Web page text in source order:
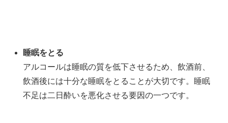
睡眠をとる
アルコールは睡眠の質を低下させるため、飲酒前、
飲酒後には十分な睡眠をとることが大切です。睡眠
不足は二日酔いを悪化させる要因の一つです。